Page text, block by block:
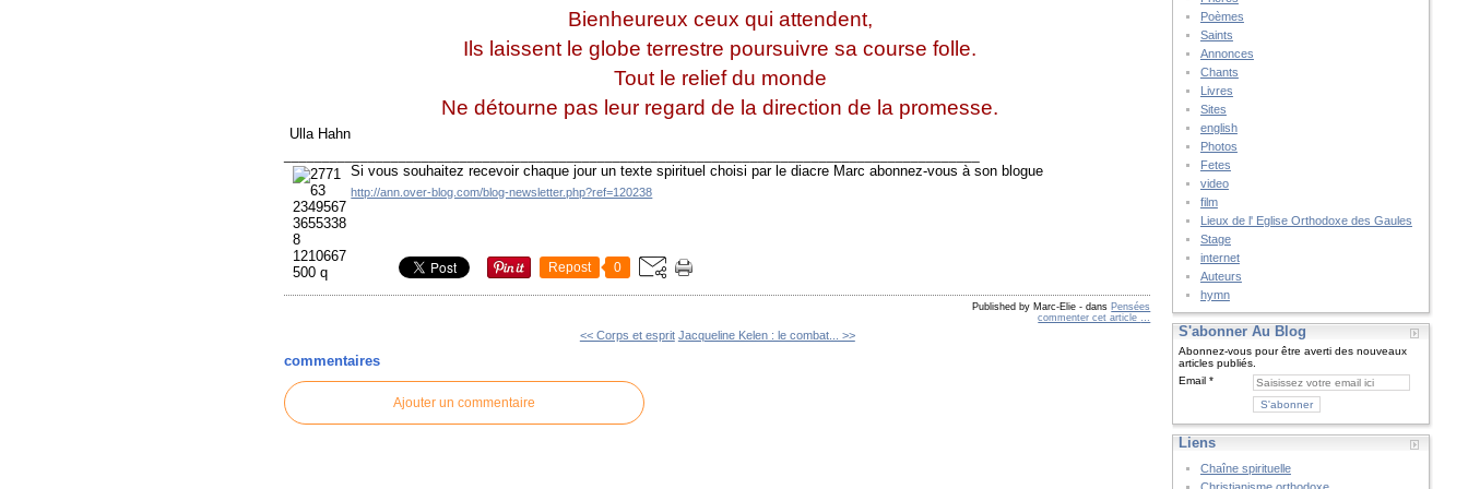
Bienheureux ceux qui attendent,
Ils laissent le globe terrestre poursuivre sa course folle.
Tout le relief du monde
Ne détourne pas leur regard de la direction de la promesse.
Ulla Hahn
Si vous souhaitez recevoir chaque jour un texte spirituel choisi par le diacre Marc abonnez-vous à son blogue
http://ann.over-blog.com/blog-newsletter.php?ref=120238
Repost 0
Published by Marc-Elie - dans Pensées
commenter cet article
<< Corps et esprit Jacqueline Kelen : le combat... >>
commentaires
Ajouter un commentaire
Poèmes
Saints
Annonces
Chants
Livres
Sites
english
Photos
Fetes
video
film
Lieux de l' Eglise Orthodoxe des Gaules
Stage
internet
Auteurs
hymn
S'abonner Au Blog
Abonnez-vous pour être averti des nouveaux
articles publiés.
Email
Liens
Chaîne spirituelle